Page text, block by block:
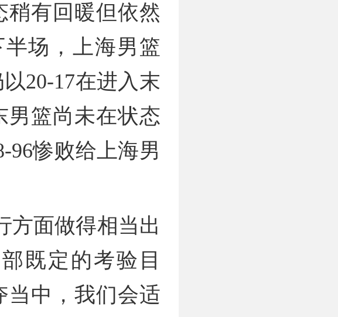
稍有回暖但依然
场，上海男篮
20-17在进入末
男篮尚未在状态
96惨败给上海男
方面做得相当出
既定的考验目
当中，我们会适